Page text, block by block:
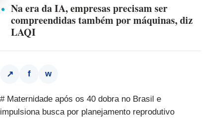
Na era da IA, empresas precisam ser
compreendidas também por máquinas, diz
LAQI
↗ f w
# Maternidade após os 40 dobra no Brasil e
impulsiona busca por planejamento reprodutivo